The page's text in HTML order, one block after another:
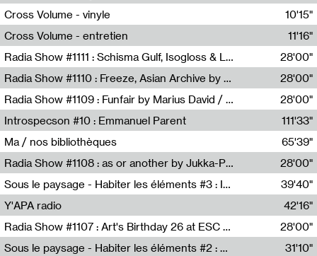
Esther Meunier Corfdyr
Cross Volume - vinyle
10'15"
Cross Volume - entretien
11'16"
Radia Show #1111 : Schisma Gulf, Isogloss & Lament For The Old Clock By Harvey Young / Resonance
Resonance
28'00"
Radia Show #1110 : Freeze, Asian Archive by Avita Maheen / Radio Worm
Radio WORM
28'00"
Radia Show #1109 : Funfair by Marius David / JET FM
Jet FM
28'00"
Introspecson #10 : Emmanuel Parent
Pierre Henry,Emmanuel Parent
111'33"
Ma / nos bibliothèques
Sarah Tritz,Elene Lapiashivili,Justin Marconnet,Mateo Cuche,Esther Lechevalier,Suzie Lecroart,Romance Castelet
65'39"
Radia Show #1108 : as or another by Jukka-Pekka Kervinen / Rádio Zero
Radio Zero
28'00"
Sous le paysage - Habiter les éléments #3 : Interprétations, rituels et symboliques des éléments
Nastassja Martin
39'40"
Y'APA radio
Pierrick Mouton
42'16"
Radia Show #1107 : Art's Birthday 26 at ESC - Medien Kunst Labor
Radio Helsinki
28'00"
Sous le paysage - Habiter les éléments #2 : Vers le tournant élémentaire
31'10"